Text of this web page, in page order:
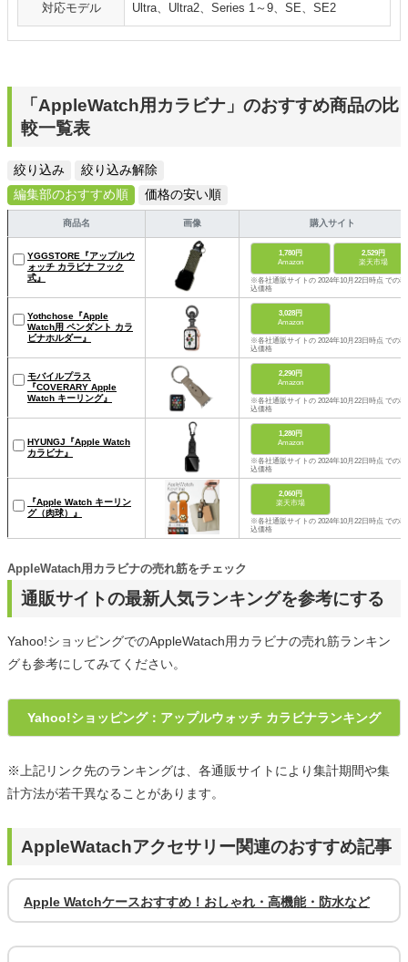
対応モデル Ultra、Ultra2、Series 1～9、SE、SE2
「AppleWatch用カラビナ」のおすすめ商品の比
較一覧表
絞り込み
絞り込み解除
編集部のおすすめ順
価格の安い順
商品名 画像 購入サイト
YGGSTORE『アップルウ
ォッチ カラビナ フック
式』
1,780円
Amazon
2,529円
楽天市場
※各社通販サイトの 2024年10月22日時点 での税
込価格
Yothchose『Apple
Watch用 ペンダント カラ
ビナホルダー』
3,028円
Amazon
※各社通販サイトの 2024年10月23日時点 での税
込価格
モバイルプラス
『COVERARY Apple
Watch キーリング』
2,290円
Amazon
※各社通販サイトの 2024年10月22日時点 での税
込価格
HYUNGJ『Apple Watch
カラビナ』
1,280円
Amazon
※各社通販サイトの 2024年10月22日時点 での税
込価格
『Apple Watch キーリン
グ（肉球）』
2,060円
楽天市場
※各社通販サイトの 2024年10月22日時点 での税
込価格
通販サイトの最新人気ランキングを参考にする
AppleWatach用カラビナの売れ筋をチェック
Yahoo!ショッピングでのAppleWatach用カラビナの売れ筋ランキン
グも参考にしてみてください。
Yahoo!ショッピング：アップルウォッチ カラビナランキング
※上記リンク先のランキングは、各通販サイトにより集計期間や集
計方法が若干異なることがあります。
AppleWatachアクセサリー関連のおすすめ記事
Apple Watchケースおすすめ！おしゃれ・高機能・防水など